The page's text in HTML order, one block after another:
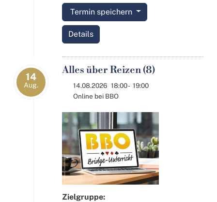
Termin speichern
Details
14
Aug.
Alles über Reizen (8)
14.08.2026 18:00- 19:00
Online bei BBO
Zielgruppe: